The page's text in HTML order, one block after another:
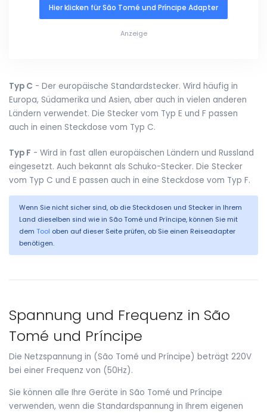
Hier klicken für São Tomé und Príncipe Adapter
Anzeige
Typ C - Der europäische Standardstecker. Wird häufig in
Europa, Südamerika und Asien, aber auch in vielen anderen
Ländern verwendet. Die Stecker vom Typ E und F passen
auch in einen Steckdose vom Typ C.
Typ F - Wird in fast allen europäischen Ländern und Russland
eingesetzt. Auch bekannt als Schuko-Stecker. Die Stecker
vom Typ C und E passen auch in eine Steckdose vom Typ F.
Wenn Sie nicht sicher sind, ob die Steckdosen und Stecker in Ihrem
Land dieselben sind wie in São Tomé und Príncipe, können Sie mit
dem Tool oben auf dieser Seite prüfen, ob Sie einen Reiseadapter
benötigen.
Spannung und Frequenz in São
Tomé und Príncipe
Die Netzspannung in (São Tomé und Príncipe) beträgt 220V
bei einer Frequenz von (50Hz).
Sie können alle Ihre Geräte in São Tomé und Príncipe
verwenden, wenn die Standardspannung in Ihrem eigenen